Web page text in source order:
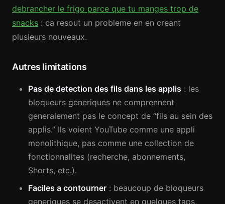
debrancher le frigo parce que tu manges trop de
snacks : ca resout un probleme en en creant
plusieurs nouveaux.
Autres limitations
Pas de detection des fils dans les applis : les
bloqueurs generiques ne comprennent
generalement pas le concept de “fils au sein des
applis.” Ils voient YouTube comme une appli
monolithique, pas comme une collection de
fonctionnalites (recherche, abonnements,
Shorts, etc.).
Faciles a contourner : beaucoup de bloqueurs
generiques se desactivent en quelques taps,